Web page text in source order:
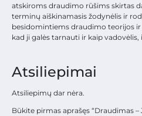
atskiroms draudimo rūšims skirtas
terminų aiškinamasis žodynėlis ir
besidomintiems draudimo teorijos ir
kad ji galės tarnauti ir kaip
Atsiliepimai
Atsiliepimų dar nėra.
Būkite pirmas aprašęs “Draudimas –